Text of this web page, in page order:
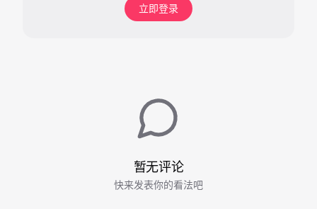
立即登录
暂无评论
快来发表你的看法吧